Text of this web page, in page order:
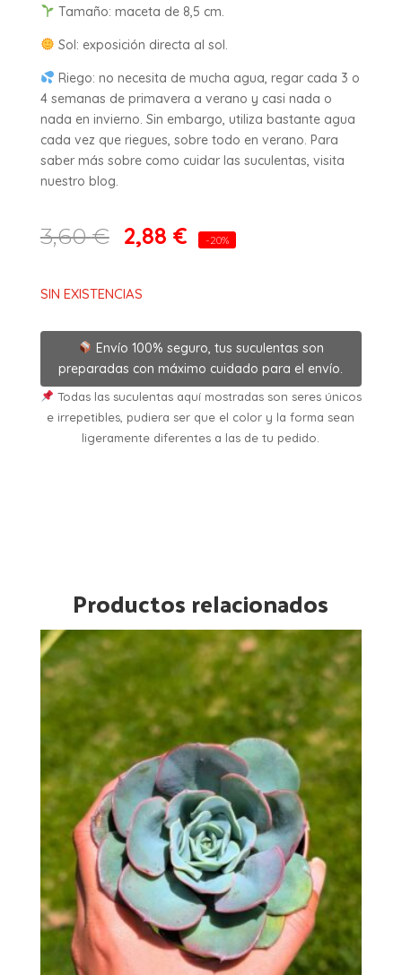
Tamaño: maceta de 8,5 cm.
Sol: exposición directa al sol.
Riego: no necesita de mucha agua, regar cada 3 o
4 semanas de primavera a verano y casi nada o
nada en invierno. Sin embargo, utiliza bastante agua
cada vez que riegues, sobre todo en verano. Para
saber más sobre como cuidar las suculentas, visita
nuestro blog.
3,60€ 2,88 € -20%
SIN EXISTENCIAS
Envío 100% seguro, tus suculentas son
preparadas con máximo cuidado para el envío.
Todas las suculentas aquí mostradas son seres únicos
e irrepetibles, pudiera ser que el color y la forma sean
ligeramente diferentes a las de tu pedido.
Productos relacionados